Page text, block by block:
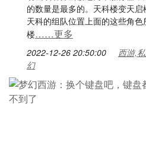
的数量是最多的。天科楼变天
天科的组队位置上面的这些角
楼……更多
2022-12-26 20:50:00
西游,
幻